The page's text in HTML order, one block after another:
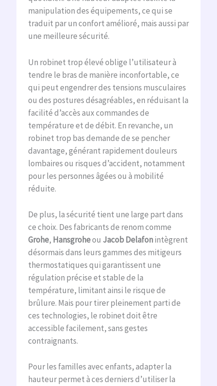
manipulation des équipements, ce qui se
traduit par un confort amélioré, mais aussi par
une meilleure sécurité.
Un robinet trop élevé oblige l’utilisateur à
tendre le bras de manière inconfortable, ce
qui peut engendrer des tensions musculaires
ou des postures désagréables, en réduisant la
facilité d’accès aux commandes de
température et de débit. En revanche, un
robinet trop bas demande de se pencher
davantage, générant rapidement douleurs
lombaires ou risques d’accident, notamment
pour les personnes âgées ou à mobilité
réduite.
De plus, la sécurité tient une large part dans
ce choix. Des fabricants de renom comme
Grohe, Hansgroheou Jacob Delafonintègrent
désormais dans leurs gammes des mitigeurs
thermostatiques qui garantissent une
régulation précise et stable de la
température, limitant ainsi le risque de
brûlure. Mais pour tirer pleinement parti de
ces technologies, le robinet doit être
accessible facilement, sans gestes
contraignants.
Pour les familles avec enfants, adapter la
hauteur permet à ces derniers d’utiliser la